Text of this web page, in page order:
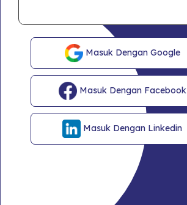
Masuk Dengan Google
Masuk Dengan Facebook
Masuk Dengan Linkedin